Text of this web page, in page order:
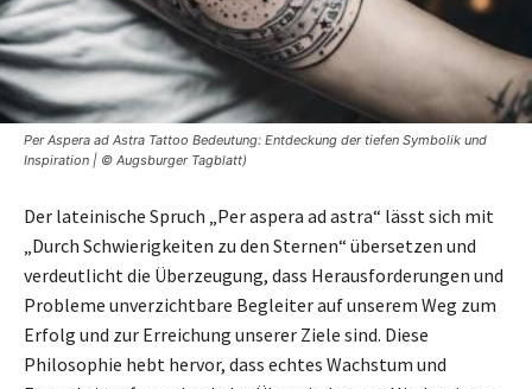
Per Aspera ad Astra Tattoo Bedeutung: Entdeckung der tiefen Symbolik und
Inspiration | © Augsburger Tagblatt)
Der lateinische Spruch „Per aspera ad astra“ lässt sich mit
„Durch Schwierigkeiten zu den Sternen“ übersetzen und
verdeutlicht die Überzeugung, dass Herausforderungen und
Probleme unverzichtbare Begleiter auf unserem Weg zum
Erfolg und zur Erreichung unserer Ziele sind. Diese
Philosophie hebt hervor, dass echtes Wachstum und